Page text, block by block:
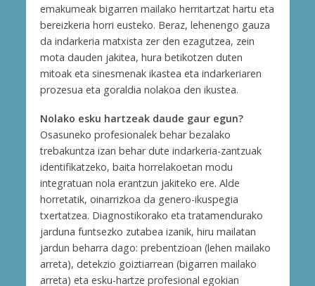
emakumeak bigarren mailako herritartzat hartu eta
bereizkeria horri eusteko. Beraz, lehenengo gauza
da indarkeria matxista zer den ezagutzea, zein
mota dauden jakitea, hura betikotzen duten
mitoak eta sinesmenak ikastea eta indarkeriaren
prozesua eta goraldia nolakoa den ikustea.
Nolako esku hartzeak daude gaur egun?
Osasuneko profesionalek behar bezalako
trebakuntza izan behar dute indarkeria-zantzuak
identifikatzeko, baita horrelakoetan modu
integratuan nola erantzun jakiteko ere. Alde
horretatik, oinarrizkoa da genero-ikuspegia
txertatzea. Diagnostikorako eta tratamendurako
jarduna funtsezko zutabea izanik, hiru mailatan
jardun beharra dago: prebentzioan (lehen mailako
arreta), detekzio goiztiarrean (bigarren mailako
arreta) eta esku-hartze profesional egokian